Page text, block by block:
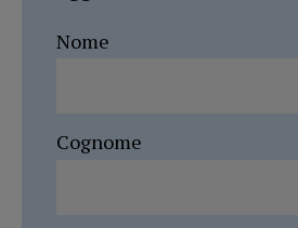
Nome
Cognome